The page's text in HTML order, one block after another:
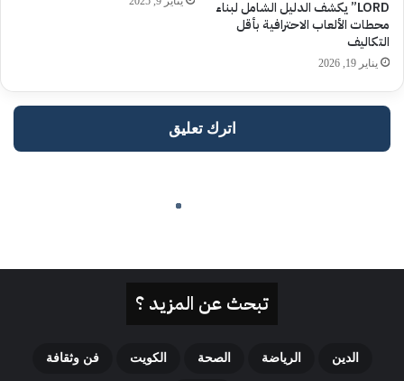
تبحث عن المزيد ؟
الدين الرياضة الصحة الكويت فن وثقافة